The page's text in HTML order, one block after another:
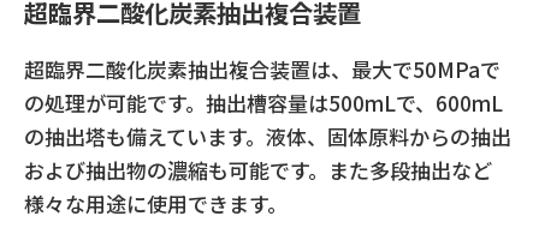
超臨界二酸化炭素抽出複合装置
超臨界二酸化炭素抽出複合装置は、最大で50MPaで
の処理が可能です。抽出槽容量は500mLで、600mL
の抽出塔も備えています。液体、固体原料からの抽出
および抽出物の濃縮も可能です。また多段抽出など
様々な用途に使用できます。